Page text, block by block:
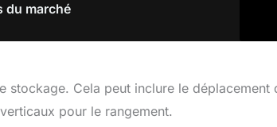
du marché
stockage. Cela peut inclure le déplacement
pour le rangement.